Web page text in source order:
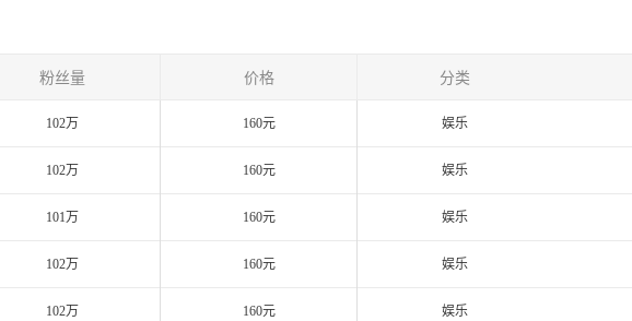
粉丝量 价格 分类
102万 160元 娱乐
102万 160元 娱乐
101万 160元 娱乐
102万 160元 娱乐
102万 160元 娱乐